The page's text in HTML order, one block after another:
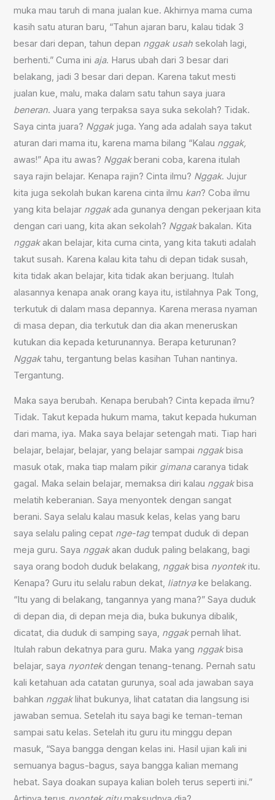
muka mau taruh di mana jualan kue. Akhirnya mama cuma
kasih satu aturan baru, “Tahun ajaran baru, kalau tidak 3
besar dari depan, tahun depan nggak usahsekolah lagi,
berhenti.” Cuma ini aja. Harus ubah dari 3 besar dari
belakang, jadi 3 besar dari depan. Karena takut mesti
jualan kue, malu, maka dalam satu tahun saya juara
beneran. Juara yang terpaksa saya suka sekolah? Tidak.
Saya cinta juara? Nggak juga. Yang ada adalah saya takut
aturan dari mama itu, karena mama bilang “Kalau nggak,
awas!” Apa itu awas? Nggakberani coba, karena itulah
saya rajin belajar. Kenapa rajin? Cinta ilmu? Nggak. Jujur
kita juga sekolah bukan karena cinta ilmu kan? Coba ilmu
yang kita belajar nggakada gunanya dengan pekerjaan kita
dengan cari uang, kita akan sekolah? Nggakbakalan. Kita
nggakakan belajar, kita cuma cinta, yang kita takuti adalah
takut susah. Karena kalau kita tahu di depan tidak susah,
kita tidak akan belajar, kita tidak akan berjuang. Itulah
alasannya kenapa anak orang kaya itu, istilahnya Pak Tong,
terkutuk di dalam masa depannya. Karena merasa nyaman
di masa depan, dia terkutuk dan dia akan meneruskan
kutukan dia kepada keturunannya. Berapa keturunan?
Nggaktahu, tergantung belas kasihan Tuhan nantinya.
Tergantung.
Maka saya berubah. Kenapa berubah? Cinta kepada ilmu?
Tidak. Takut kepada hukum mama, takut kepada hukuman
dari mama, iya. Maka saya belajar setengah mati. Tiap hari
belajar, belajar, belajar, yang belajar sampai nggakbisa
masuk otak, maka tiap malam pikir gimana caranya tidak
gagal. Maka selain belajar, memaksa diri kalau nggakbisa
melatih keberanian. Saya menyontek dengan sangat
berani. Saya selalu kalau masuk kelas, kelas yang baru
saya selalu paling cepat nge-tagtempat duduk di depan
meja guru. Saya nggakakan duduk paling belakang, bagi
saya orang bodoh duduk belakang, nggakbisa nyontekitu.
Kenapa? Guru itu selalu rabun dekat, liatnyake belakang.
“Itu yang di belakang, tangannya yang mana?” Saya duduk
di depan dia, di depan meja dia, buka bukunya dibalik,
dicatat, dia duduk di samping saya, nggakpernah lihat.
Itulah rabun dekatnya para guru. Maka yang nggakbisa
belajar, saya nyontekdengan tenang-tenang. Pernah satu
kali ketahuan ada catatan gurunya, soal ada jawaban saya
bahkan nggaklihat bukunya, lihat catatan dia langsung isi
jawaban semua. Setelah itu saya bagi ke teman-teman
sampai satu kelas. Setelah itu guru itu minggu depan
masuk, “Saya bangga dengan kelas ini. Hasil ujian kali ini
semuanya bagus-bagus, saya bangga kalian memang
hebat. Saya doakan supaya kalian boleh terus seperti ini.”